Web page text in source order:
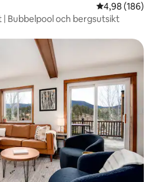
4,98 av 5 i
4,98 (186)
Bubbelpool och bergsutsikt